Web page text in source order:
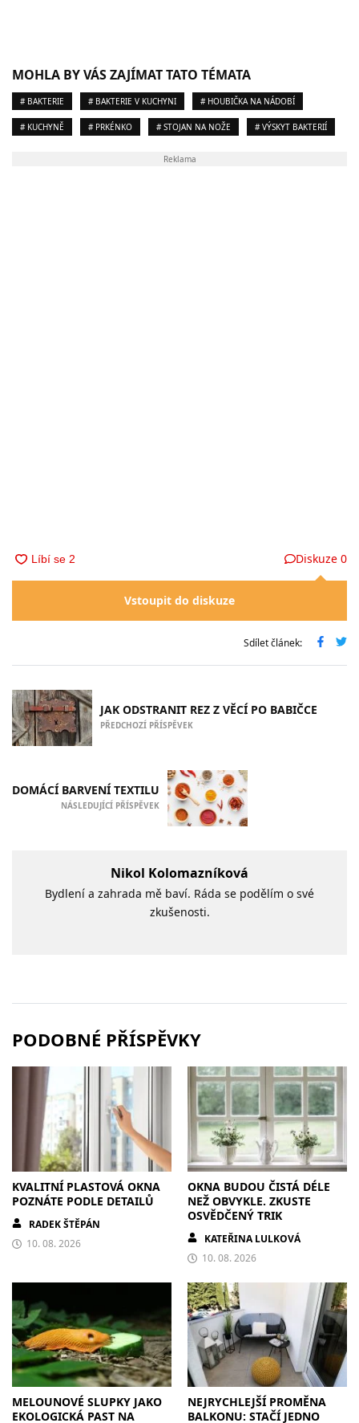
MOHLA BY VÁS ZAJÍMAT TATO TÉMATA
# BAKTERIE # BAKTERIE V KUCHYNI # HOUBIČKA NA NÁDOBÍ
# KUCHYNĚ # PRKÉNKO # STOJAN NA NOŽE # VÝSKYT BAKTERIÍ
Reklama
Diskuze 0
Vstoupit do diskuze
Sdílet článek:
JAK ODSTRANIT REZ Z VĚCÍ PO BABIČCE
PŘEDCHOZÍ PŘÍSPĚVEK
DOMÁCÍ BARVENÍ TEXTILU
NÁSLEDUJÍCÍ PŘÍSPĚVEK
Nikol Kolomazníková
Bydlení a zahrada mě baví. Ráda se podělím o své
zkušenosti.
PODOBNÉ PŘÍSPĚVKY
KVALITNÍ PLASTOVÁ OKNA
POZNÁTE PODLE DETAILŮ
RADEK ŠTĚPÁN
10. 08. 2026
OKNA BUDOU ČISTÁ DÉLE
NEŽ OBVYKLE. ZKUSTE
OSVĚDČENÝ TRIK
KATEŘINA LULKOVÁ
10. 08. 2026
MELOUNOVÉ SLUPKY JAKO
EKOLOGICKÁ PAST NA
NEJRYCHLEJŠÍ PROMĚNA
BALKONU: STAČÍ JEDNO